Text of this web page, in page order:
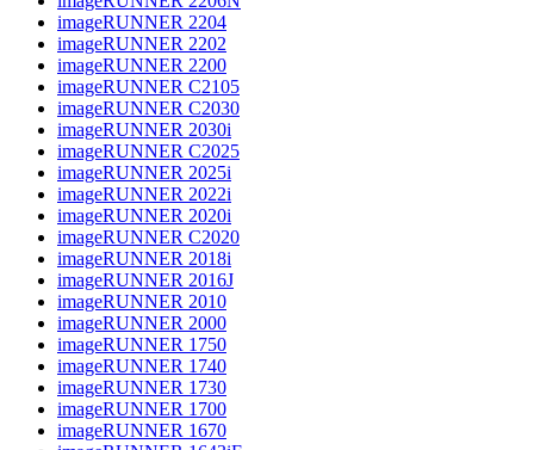
imageRUNNER 2204
imageRUNNER 2202
imageRUNNER 2200
imageRUNNER C2105
imageRUNNER C2030
imageRUNNER 2030i
imageRUNNER C2025
imageRUNNER 2025i
imageRUNNER 2022i
imageRUNNER 2020i
imageRUNNER C2020
imageRUNNER 2018i
imageRUNNER 2016J
imageRUNNER 2010
imageRUNNER 2000
imageRUNNER 1750
imageRUNNER 1740
imageRUNNER 1730
imageRUNNER 1700
imageRUNNER 1670